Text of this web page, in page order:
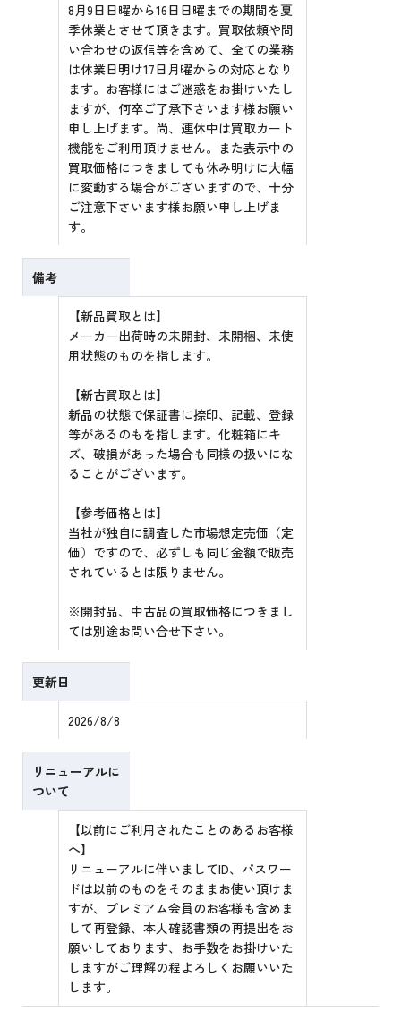
8月9日日曜から16日日曜までの期間を夏
季休業とさせて頂きます。買取依頼や問
い合わせの返信等を含めて、全ての業務
は休業日明け17日月曜からの対応となり
ます。お客様にはご迷惑をお掛けいたし
ますが、何卒ご了承下さいます様お願い
申し上げます。尚、連休中は買取カート
機能をご利用頂けません。また表示中の
買取価格につきましても休み明けに大幅
に変動する場合がございますので、十分
ご注意下さいます様お願い申し上げま
す。
備考
【新品買取とは】
メーカー出荷時の未開封、未開梱、未使
用状態のものを指します。
【新古買取とは】
新品の状態で保証書に捺印、記載、登録
等があるのもを指します。化粧箱にキ
ズ、破損があった場合も同様の扱いにな
ることがございます。
【参考価格とは】
当社が独自に調査した市場想定売価（定
価）ですので、必ずしも同じ金額で販売
されているとは限りません。
※開封品、中古品の買取価格につきまし
ては別途お問い合せ下さい。
更新日
2026/8/8
リニューアルに
ついて
【以前にご利用されたことのあるお客様
へ】
リニューアルに伴いましてID、パスワー
ドは以前のものをそのままお使い頂けま
すが、プレミアム会員のお客様も含めま
して再登録、本人確認書類の再提出をお
願いしております、お手数をお掛けいた
しますがご理解の程よろしくお願いいた
します。